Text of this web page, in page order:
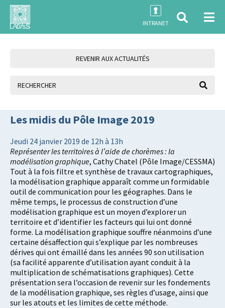
INTRANET
REVENIR AUX ACTUALITÉS
Les midis du Pôle Image 2019
Jeudi 24 janvier 2019 de 12h à 13h
Représenter les territoires à l’aide de chorèmes : la
modélisation graphique, Cathy Chatel (Pôle Image/CESSMA)
Tout à la fois filtre et synthèse de travaux cartographiques,
la modélisation graphique apparaît comme un formidable
outil de communication pour les géographes. Dans le
même temps, le processus de construction d’une
modélisation graphique est un moyen d’explorer un
territoire et d’identifier les facteurs qui lui ont donné
forme. La modélisation graphique souffre néanmoins d’une
certaine désaffection qui s’explique par les nombreuses
dérives qui ont émaillé dans les années 90 son utilisation
(sa facilité apparente d’utilisation ayant conduit à la
multiplication de schématisations graphiques). Cette
présentation sera l’occasion de revenir sur les fondements
de la modélisation graphique, ses règles d’usage, ainsi que
sur les atouts et les limites de cette méthode.